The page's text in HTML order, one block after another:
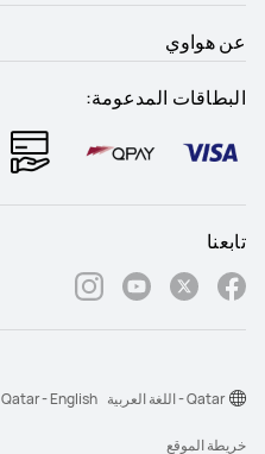
عن هواوي
البطاقات المدعومة:
تابعنا
خريطة الموقع
Qatar - اللغة العربية Qatar - English